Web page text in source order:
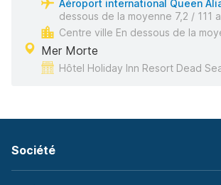
Aéroport international Queen
dessous de la moyenne 7,2 / 111
Centre ville En dessous de la
Mer Morte
Hôtel Holiday Inn Resort Dead
Société